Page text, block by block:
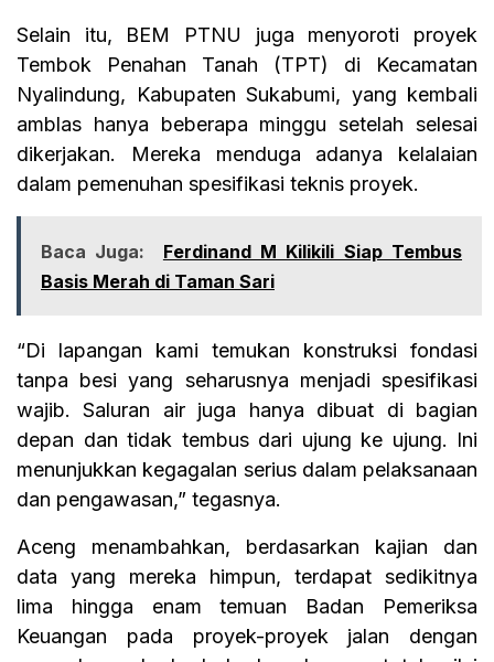
Selain itu, BEM PTNU juga menyoroti proyek
Tembok Penahan Tanah (TPT) di Kecamatan
Nyalindung, Kabupaten Sukabumi, yang kembali
amblas hanya beberapa minggu setelah selesai
dikerjakan. Mereka menduga adanya kelalaian
dalam pemenuhan spesifikasi teknis proyek.
Baca Juga:
Ferdinand M Kilikili Siap Tembus
Basis Merah di Taman Sari
“Di lapangan kami temukan konstruksi fondasi
tanpa besi yang seharusnya menjadi spesifikasi
wajib. Saluran air juga hanya dibuat di bagian
depan dan tidak tembus dari ujung ke ujung. Ini
menunjukkan kegagalan serius dalam pelaksanaan
dan pengawasan,” tegasnya.
Aceng menambahkan, berdasarkan kajian dan
data yang mereka himpun, terdapat sedikitnya
lima hingga enam temuan Badan Pemeriksa
Keuangan pada proyek-proyek jalan dengan